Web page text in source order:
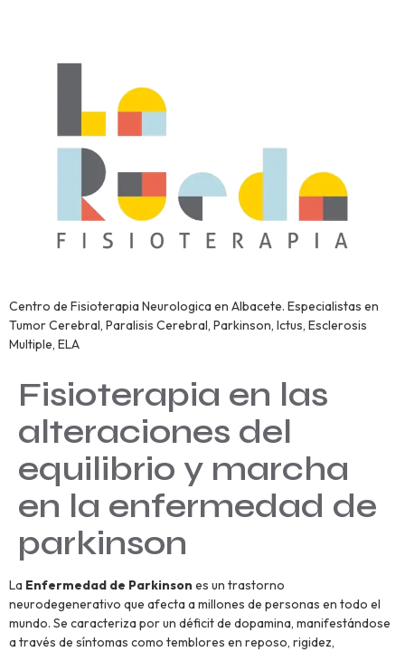
Centro de Fisioterapia Neurologica en Albacete. Especialistas en
Tumor Cerebral, Paralisis Cerebral, Parkinson, Ictus, Esclerosis
Multiple, ELA
Fisioterapia en las
alteraciones del
equilibrio y marcha
en la enfermedad de
parkinson
La Enfermedad de Parkinson es un trastorno
neurodegenerativo que afecta a millones de personas en todo el
mundo. Se caracteriza por un déficit de dopamina, manifestándose
a través de síntomas como temblores en reposo, rigidez,